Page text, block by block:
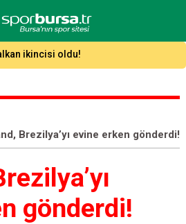
düello!
Brezilya’yı evine erken gönderdi!
gönderdi!